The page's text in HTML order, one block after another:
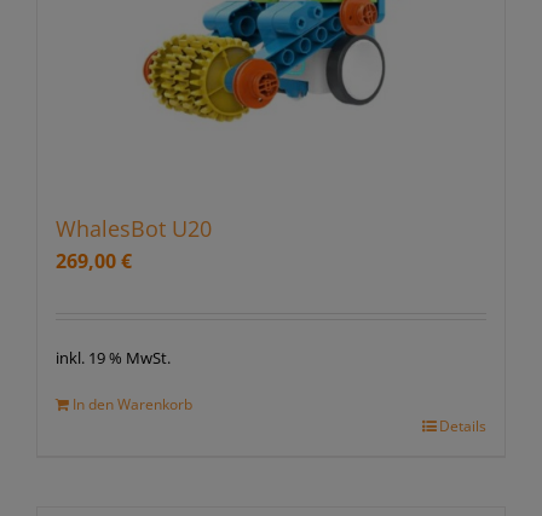
WhalesBot U20
269,00€
inkl. 19 % MwSt.
In den Warenkorb
Details